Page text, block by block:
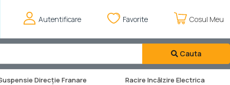
Autentificare Favorite Cosul Meu
Cauta
Direcție Franare
Racire Incălzire Electrica